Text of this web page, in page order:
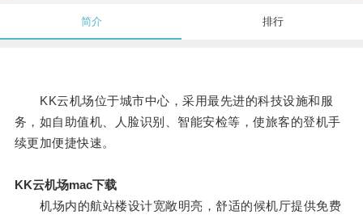
简介 排行
KK云机场位于城市中心，采用最先进的科技设施和服
务，如自助值机、人脸识别、智能安检等，使旅客的登机手
续更加便捷快速。
KK云机场mac下载
机场内的航站楼设计宽敞明亮，舒适的候机厅提供免费